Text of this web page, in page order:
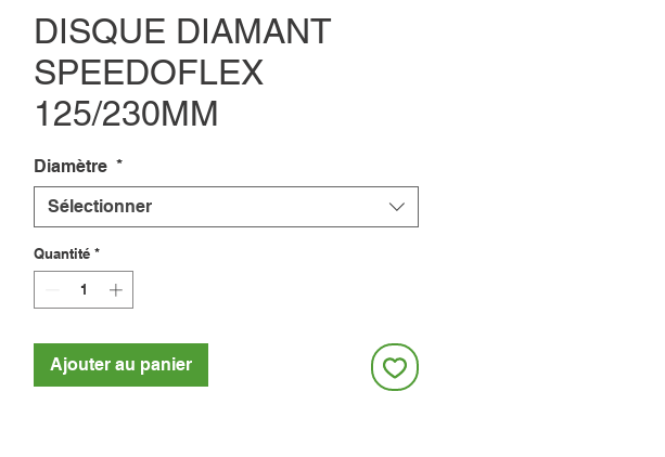
DISQUE DIAMANT
SPEEDOFLEX
125/230MM
Diamètre *
Sélectionner
Quantité *
Ajouter au panier